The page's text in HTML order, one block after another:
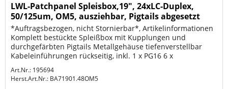
LWL-Patchpanel Spleisbox,19", 24xLC-Duplex,
50/125um, OM5, ausziehbar, Pigtails abgesetzt
*Auftragsbezogen, nicht Stornierbar*, Artikelinformationen
Komplett bestückte Spleißbox mit Kupplungen und
durchgefärbten Pigtails Metallgehäuse tiefenverstellbar
Kabeleinführungen rückseitig, inkl. 1 x PG16 6 x
Art.Nr.: 195694
Herst.Art.Nr.: BA71901.48OM5